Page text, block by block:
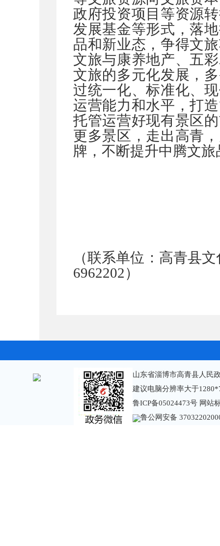
政府投资项目等资源
发展基金等形式，落
品和新业态，争得文
文旅与康养地产、五
文旅的多元化发展，
过统一化、标准化、
运营能力和水平，打
托管运营好现有景区
更多景区，走出高青
牌，不断提升中腾文
（联系单位：高青县
6962202）
山东省淄博市高青县人民
建议电脑分辨率大于
鲁ICP备05024473号 网站
鲁公网安备